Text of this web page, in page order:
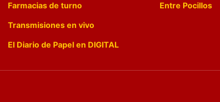
Farmacias de turno
Entre Pocillos
Transmisiones en vivo
El Diario de Papel en DIGITAL